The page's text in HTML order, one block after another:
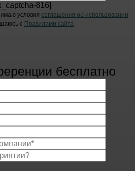
816]
условия соглашения об использовании
с Правилами сайта
бесплатно